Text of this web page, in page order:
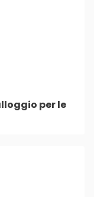
per le